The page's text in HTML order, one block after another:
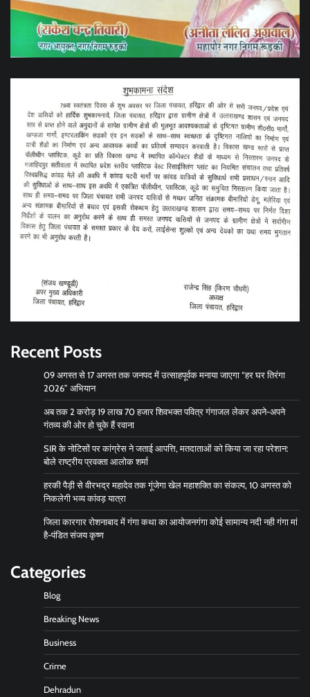
Recent Posts
09 अगस्त से 17 अगस्त तक जनपद में उत्साहपूर्वक मनाया जाएगा “हर घर तिरंगा
2026” अभियान
अब तक 2 करोड़ 19 लाख 70 हजार शिवभक्त पवित्र गंगाजल लेकर अपने-अपने
गंतव्य की ओर हो चुके हैं रवाना
SIR के नोटिसों पर कांग्रेस ने जताई आपत्ति, मतदाताओं को किया जा रहा परेशान:
बोले राष्ट्रीय प्रवक्ता आलोक शर्मा
हरकी पैड़ी से वीरभद्र महादेव तक गूंजेगा खेल महाशक्ति का संकल्प, 10 अगस्त को
निकलेगी भव्य कांवड़ यात्रा
जिला कारगार रोशनाबाद में गंगा कथा का आयोजनगंगा कोई सामान्य नदी नही गंगा मां
है-पंडित संजय कृष्ण
Categories
Blog
Breaking News
Business
Crime
Dehradun